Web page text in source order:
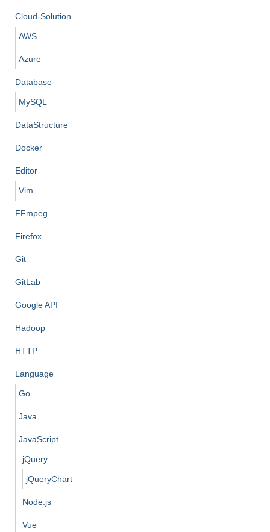
Cloud-Solution
AWS
Azure
Database
MySQL
DataStructure
Docker
Editor
Vim
FFmpeg
Firefox
Git
GitLab
Google API
Hadoop
HTTP
Language
Go
Java
JavaScript
jQuery
jQueryChart
Node.js
Vue